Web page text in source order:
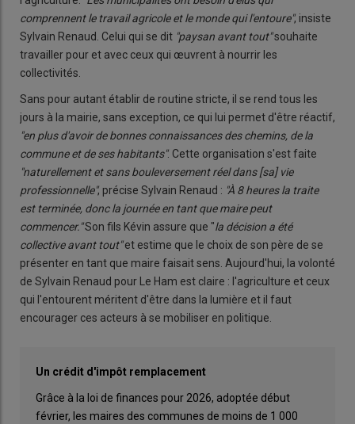
comprennent le travail agricole et le monde qui l'entoure", insiste
Sylvain Renaud. Celui qui se dit "paysan avant tout"souhaite
travailler pour et avec ceux qui œuvrent à nourrir les
collectivités.
Sans pour autant établir de routine stricte, il se rend tous les
jours à la mairie, sans exception, ce qui lui permet d'être réactif,
"en plus d'avoir de bonnes connaissances des chemins, de la
commune et de ses habitants". Cette organisation s'est faite
"naturellement et sans bouleversement réel dans [sa] vie
professionnelle", précise Sylvain Renaud : "À 8 heures la traite
est terminée, donc la journée en tant que maire peut
commencer."Son fils Kévin assure que "la décision a été
collective avant tout"et estime que le choix de son père de se
présenter en tant que maire faisait sens. Aujourd'hui, la volonté
de Sylvain Renaud pour Le Ham est claire : l'agriculture et ceux
qui l'entourent méritent d'être dans la lumière et il faut
encourager ces acteurs à se mobiliser en politique.
Un crédit d'impôt remplacement
Grâce à la loi de finances pour 2026, adoptée début
février, les maires des communes de moins de 1 000